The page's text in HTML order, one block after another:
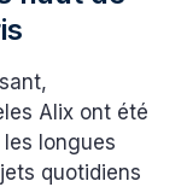
Alix ont été
longues
quotidiens